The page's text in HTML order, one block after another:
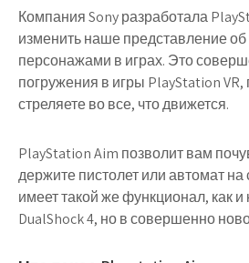
Компания Sony разработала
изменить наше представление
персонажами в играх. Это
погружения в игры PlayStation
стреляете во все, что движется.
PlayStation Aim позволит вам
держите пистолет или автомат
имеет такой же функционал, как и
DualShock 4, но в совершенно